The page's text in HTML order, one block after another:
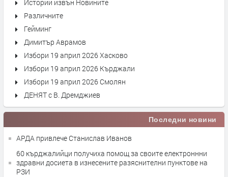
Истории извън Новините
Различните
Гейминг
Димитър Аврамов
Избори 19 април 2026 Хасково
Избори 19 април 2026 Кърджали
Избори 19 април 2026 Смолян
ДЕНЯТ с В. Дремджиев
Последни новини
АРДА привлече Станислав Иванов
60 кърджалийци получиха помощ за своите електроннни
здравни досиета в изнесените разяснителни пунктове на
РЗИ